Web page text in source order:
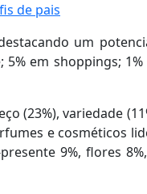
de pais
um
em shoppings;
(23%), variedade
e cosméticos
9%, flores